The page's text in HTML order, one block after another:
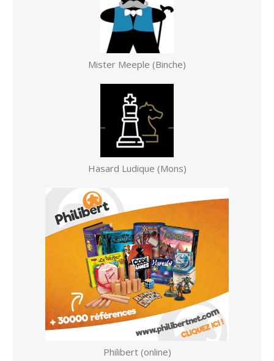
Mister Meeple (Binche)
Hasard Ludique (Mons)
Philibert (online)